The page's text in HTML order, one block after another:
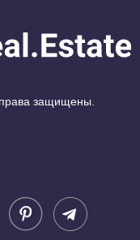
защищены.